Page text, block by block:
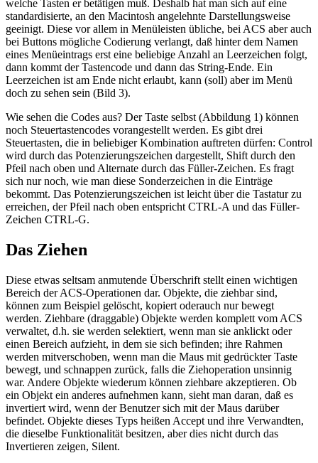
welche Tasten er betätigen muß. Deshalb hat man sich auf eine
standardisierte, an den Macintosh angelehnte Darstellungsweise
geeinigt. Diese vor allem in Menüleisten übliche, bei ACS aber auch
bei Buttons mögliche Codierung verlangt, daß hinter dem Namen
eines Menüeintrags erst eine beliebige Anzahl an Leerzeichen folgt,
dann kommt der Tastencode und dann das String-Ende. Ein
Leerzeichen ist am Ende nicht erlaubt, kann (soll) aber im Menü
doch zu sehen sein (Bild 3).
Wie sehen die Codes aus? Der Taste selbst (Abbildung 1) können
noch Steuertastencodes vorangestellt werden. Es gibt drei
Steuertasten, die in beliebiger Kombination auftreten dürfen: Control
wird durch das Potenzierungszeichen dargestellt, Shift durch den
Pfeil nach oben und Alternate durch das Füller-Zeichen. Es fragt
sich nur noch, wie man diese Sonderzeichen in die Einträge
bekommt. Das Potenzierungszeichen ist leicht über die Tastatur zu
erreichen, der Pfeil nach oben entspricht CTRL-A und das Füller-
Zeichen CTRL-G.
Das Ziehen
Diese etwas seltsam anmutende Überschrift stellt einen wichtigen
Bereich der ACS-Operationen dar. Objekte, die ziehbar sind,
können zum Beispiel gelöscht, kopiert oderauch nur bewegt
werden. Ziehbare (draggable) Objekte werden komplett vom ACS
verwaltet, d.h. sie werden selektiert, wenn man sie anklickt oder
einen Bereich aufzieht, in dem sie sich befinden; ihre Rahmen
werden mitverschoben, wenn man die Maus mit gedrückter Taste
bewegt, und schnappen zurück, falls die Ziehoperation unsinnig
war. Andere Objekte wiederum können ziehbare akzeptieren. Ob
ein Objekt ein anderes aufnehmen kann, sieht man daran, daß es
invertiert wird, wenn der Benutzer sich mit der Maus darüber
befindet. Objekte dieses Typs heißen Accept und ihre Verwandten,
die dieselbe Funktionalität besitzen, aber dies nicht durch das
Invertieren zeigen, Silent.